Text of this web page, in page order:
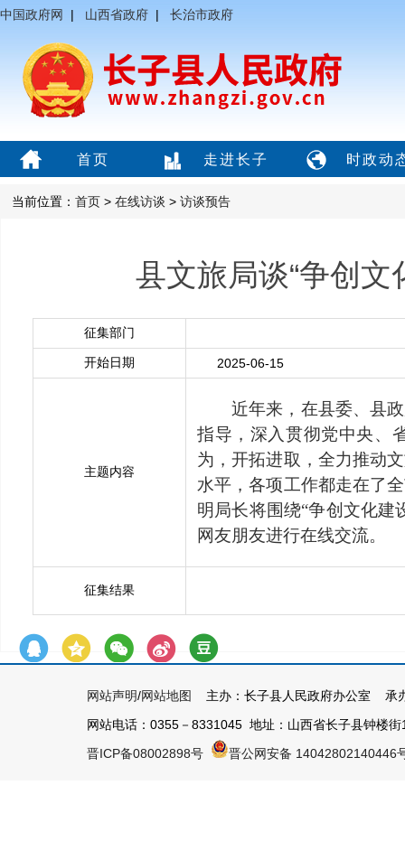
中国政府网 | 山西省政府 | 长治市政府
首页 走进长子 时政动
当前位置： 首页 > 在线访谈 > 访谈预告
县文旅局谈“争创
征集部门
开始日期 2025-06-15
主题内容
近年来，在县委、县
指导，深入贯彻党中央、
为，开拓进取，全力推动
水平，各项工作都走在了
明局长将围绕“争创文化建
网友朋友进行在线交流。
征集结果
网站声明/网站地图
主办：长子县人民政府办公室 承
网站电话：0355－8331045 地址：山西省长子县钟楼
晋ICP备08002898号
晋公网安备 14042802140446